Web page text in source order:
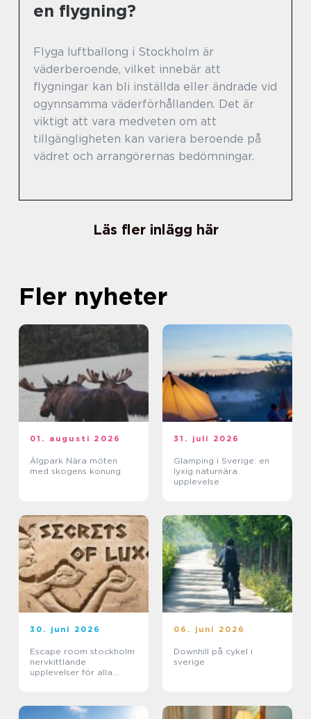
en flygning?
Flyga luftballong i Stockholm är
väderberoende, vilket innebär att
flygningar kan bli inställda eller ändrade vid
ogynnsamma väderförhållanden. Det är
viktigt att vara medveten om att
tillgängligheten kan variera beroende på
vädret och arrangörernas bedömningar.
Läs fler inlägg här
Fler nyheter
01. augusti 2026
Älgpark Nära möten
med skogens konung
31. juli 2026
Glamping i Sverige: en
lyxig naturnära
upplevelse
30. juni 2026
Escape room stockholm
nervkittlande
upplevelser för alla
06. juni 2026
Downhill på cykel i
sverige